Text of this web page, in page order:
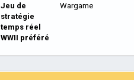
Jeu de
stratégie
temps réel
WWII préféré
Wargame